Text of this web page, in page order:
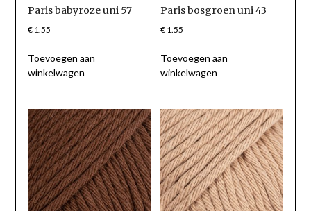
Paris babyroze uni 57
€1.55
Toevoegen aan
winkelwagen
Paris bosgroen uni 43
€ 1.55
Toevoegen aan
winkelwagen